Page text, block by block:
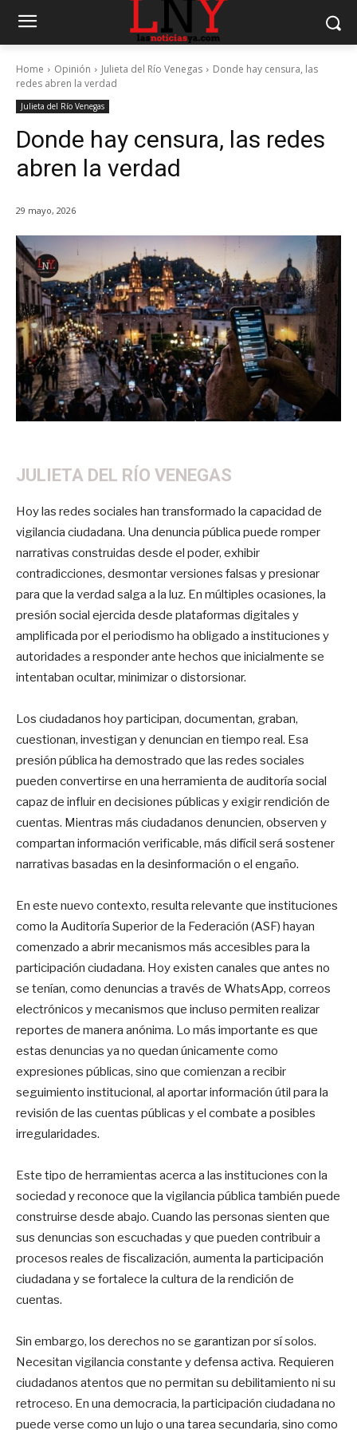
Home Opinión Julieta del Río Venegas
Donde hay censura, las
redes abren la verdad
Julieta del Río Venegas
Donde hay censura, las redes
abren la verdad
29 mayo, 2026
JULIETA DEL RÍO VENEGAS
Hoy las redes sociales han transformado la capacidad de
vigilancia ciudadana. Una denuncia pública puede romper
narrativas construidas desde el poder, exhibir
contradicciones, desmontar versiones falsas y presionar
para que la verdad salga a la luz. En múltiples ocasiones, la
presión social ejercida desde plataformas digitales y
amplificada por el periodismo ha obligado a instituciones y
autoridades a responder ante hechos que inicialmente se
intentaban ocultar, minimizar o distorsionar.
Los ciudadanos hoy participan, documentan, graban,
cuestionan, investigan y denuncian en tiempo real. Esa
presión pública ha demostrado que las redes sociales
pueden convertirse en una herramienta de auditoría social
capaz de influir en decisiones públicas y exigir rendición de
cuentas. Mientras más ciudadanos denuncien, observen y
compartan información verificable, más difícil será sostener
narrativas basadas en la desinformación o el engaño.
En este nuevo contexto, resulta relevante que instituciones
como la Auditoría Superior de la Federación (ASF) hayan
comenzado a abrir mecanismos más accesibles para la
participación ciudadana. Hoy existen canales que antes no
se tenían, como denuncias a través de WhatsApp, correos
electrónicos y mecanismos que incluso permiten realizar
reportes de manera anónima. Lo más importante es que
estas denuncias ya no quedan únicamente como
expresiones públicas, sino que comienzan a recibir
seguimiento institucional, al aportar información útil para la
revisión de las cuentas públicas y el combate a posibles
irregularidades.
Este tipo de herramientas acerca a las instituciones con la
sociedad y reconoce que la vigilancia pública también puede
construirse desde abajo. Cuando las personas sienten que
sus denuncias son escuchadas y que pueden contribuir a
procesos reales de fiscalización, aumenta la participación
ciudadana y se fortalece la cultura de la rendición de
cuentas.
Sin embargo, los derechos no se garantizan por sí solos.
Necesitan vigilancia constante y defensa activa. Requieren
ciudadanos atentos que no permitan su debilitamiento ni su
retroceso. En una democracia, la participación ciudadana no
puede verse como un lujo o una tarea secundaria, sino como